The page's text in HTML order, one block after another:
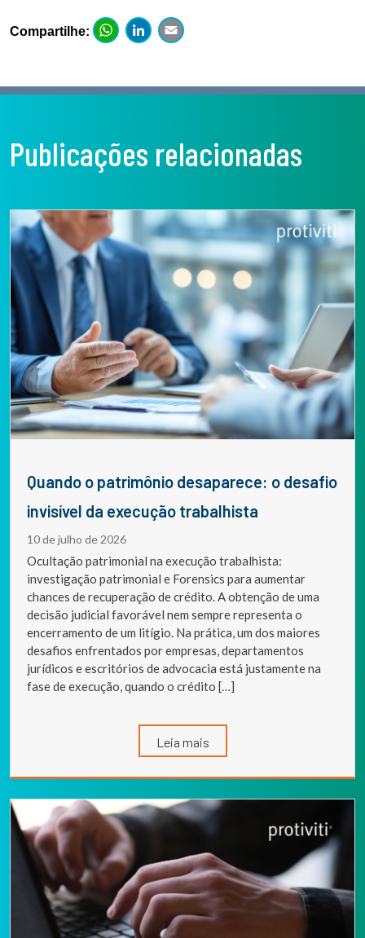
Compartilhe: WhatsApp
LinkedIn
Publicações relacionadas
Quando o patrimônio desaparece: o desafio
invisível da execução trabalhista
10 de julho de 2026
Ocultação patrimonial na execução trabalhista:
investigação patrimonial e Forensics para aumentar
chances de recuperação de crédito. A obtenção de uma
decisão judicial favorável nem sempre representa o
encerramento de um litígio. Na prática, um dos maiores
desafios enfrentados por empresas, departamentos
jurídicos e escritórios de advocacia está justamente na
fase de execução, quando o crédito […]
Leia mais